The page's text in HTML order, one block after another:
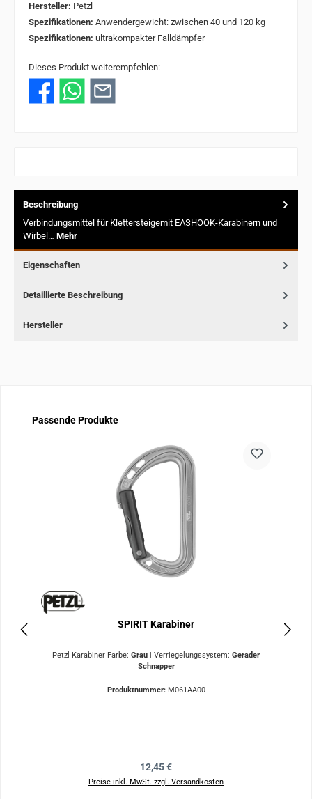
Hersteller: Petzl
Spezifikationen: Anwendergewicht: zwischen 40 und 120 kg
Spezifikationen: ultrakompakter Falldämpfer
Dieses Produkt weiterempfehlen:
Beschreibung
Verbindungsmittel für Klettersteigemit EASHOOK-Karabinern und
Wirbel… Mehr
Eigenschaften
Detaillierte Beschreibung
Hersteller
Produktgalerie überspringen
Passende Produkte
SPIRIT Karabiner
Petzl Karabiner Farbe: Grau | Verriegelungssystem: Gerader
Schnapper
Produktnummer: M061AA00
Regulärer Preis:
12,45 €
Preise inkl. MwSt. zzgl. Versandkosten